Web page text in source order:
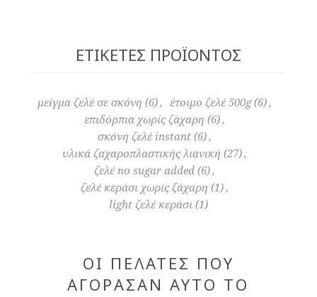
ΕΤΙΚΈΤΕΣ ΠΡΟΪΌΝΤΟΣ
μείγμα ζελέ σε σκόνη (6), έτοιμο ζελέ 500g (6),
επιδόρπια χωρίς ζάχαρη (6),
σκόνη ζελέ instant (6),
υλικά ζαχαροπλαστικής λιανική (27),
ζελέ no sugar added (6),
ζελέ κεράσι χωρίς ζάχαρη (1),
light ζελέ κεράσι (1)
ΟΙ ΠΕΛΆΤΕΣ ΠΟΥ
ΑΓΌΡΑΣΑΝ ΑΥΤΌ ΤΟ